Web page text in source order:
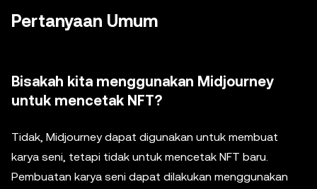
Pertanyaan Umum
Bisakah kita menggunakan Midjourney
untuk mencetak NFT?
Tidak, Midjourney dapat digunakan untuk membuat
karya seni, tetapi tidak untuk mencetak NFT baru.
Pembuatan karya seni dapat dilakukan menggunakan